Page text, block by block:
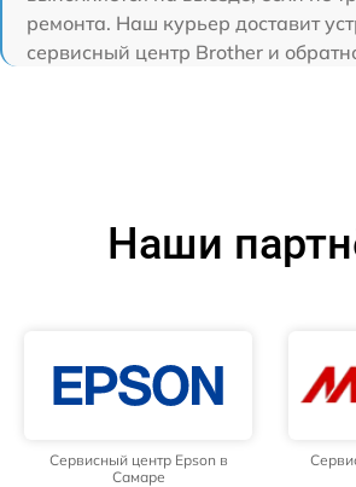
ремонта. Наш курьер доставит
сервисный центр Brother и
Наши
Сервисный центр Epson в
Самаре